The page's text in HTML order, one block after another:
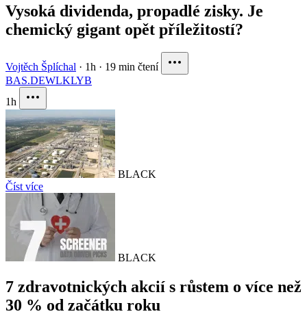
Vysoká dividenda, propadlé zisky. Je
chemický gigant opět příležitostí?
Vojtěch Šplíchal · 1h · 19 min čtení
BAS.DEWLKLYB
1h
BLACK
Číst více
BLACK
7 zdravotnických akcií s růstem o více než
30 % od začátku roku